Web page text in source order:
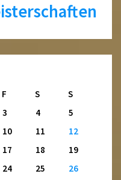
F S
S
3 4
5
10 11
12
17 18
19
24 25
26